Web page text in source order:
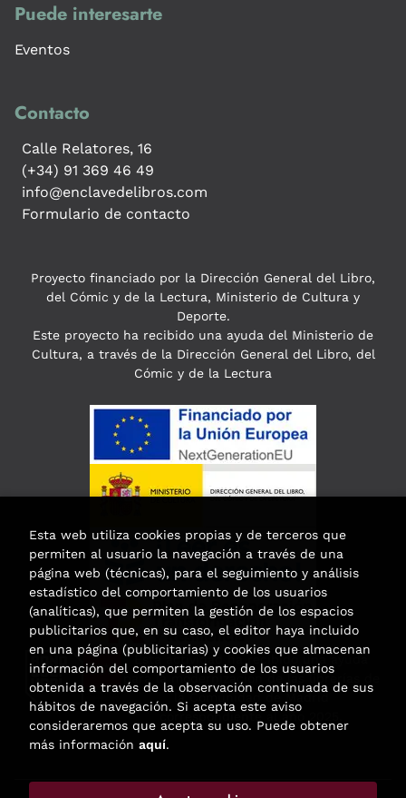
Puede interesarte
Eventos
Contacto
Calle Relatores, 16
(+34) 91 369 46 49
info@enclavedelibros.com
Formulario de contacto
Proyecto financiado por la Dirección General del Libro,
del Cómic y de la Lectura, Ministerio de Cultura y
Deporte.
Este proyecto ha recibido una ayuda del Ministerio de
Cultura, a través de la Dirección General del Libro, del
Cómic y de la Lectura
Esta actividad ha recibido una ayuda
para la modernización de las librerías de
la Comunidad de Madrid
correspondiente al año 2025.
Esta web utiliza cookies propias y de terceros que
permiten al usuario la navegación a través de una
página web (técnicas), para el seguimiento y análisis
estadístico del comportamiento de los usuarios
(analíticas), que permiten la gestión de los espacios
publicitarios que, en su caso, el editor haya incluido
en una página (publicitarias) y cookies que almacenan
información del comportamiento de los usuarios
obtenida a través de la observación continuada de sus
hábitos de navegación. Si acepta este aviso
consideraremos que acepta su uso. Puede obtener
más información aquí.